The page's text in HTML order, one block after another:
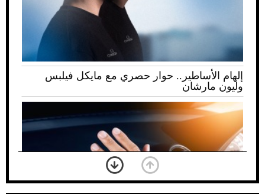
إلهام الأساطير.. حوار حصري مع مايكل فيلبس
وليون مارشان